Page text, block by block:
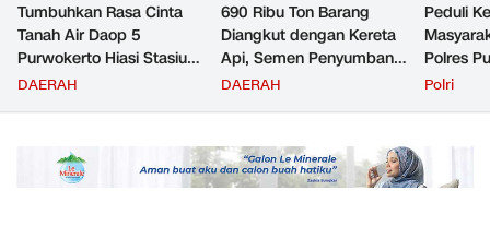
Tumbuhkan Rasa Cinta
Tanah Air Daop 5
Purwokerto Hiasi Stasiun
dengan Ornamen
DAERAH
690 Ribu Ton Barang
Diangkut dengan Kereta
Api, Semen Penyumbang
Volume Terbesar
Semester 1 Tahun 2026
DAERAH
Peduli
Polres
Jemput
Polri